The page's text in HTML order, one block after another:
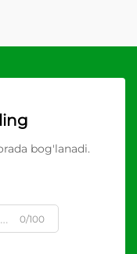
bog'lanadi.
0/100